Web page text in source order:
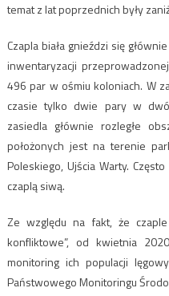
temat z lat poprzednich były
Czapla biała gnieździ się
inwentaryzacji
496 par w ośmiu koloniach. W
czasie tylko dwie pary w
zasiedla głównie rozległe
położonych jest na terenie
Poleskiego, Ujścia Warty.
czaplą siwą.
Ze względu na fakt, że
konfliktowe”, od kwietnia
monitoring ich populacji
Państwowego Monitoringu